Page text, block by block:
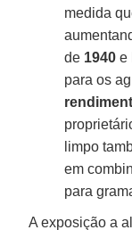
medida
de 1940 e
para os
limpo
em
para
A exposição a